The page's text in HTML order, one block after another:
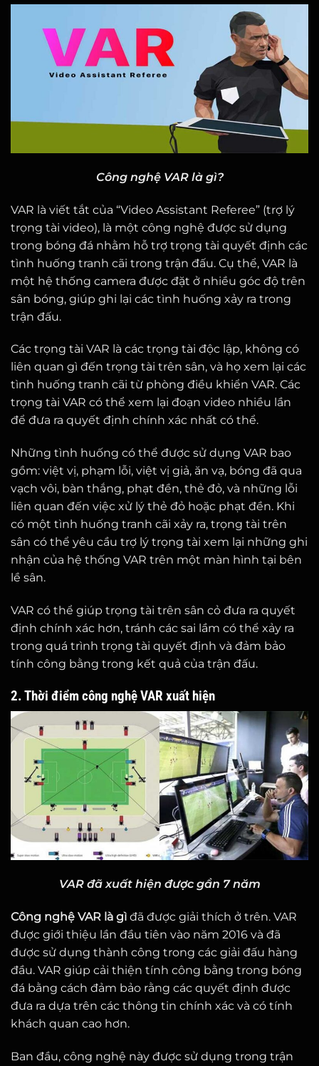
Công nghệ VAR là gì?
VAR là viết tắt của “Video Assistant Referee” (trợ lý
trọng tài video), là một công nghệ được sử dụng
trong bóng đá nhằm hỗ trợ trọng tài quyết định các
tình huống tranh cãi trong trận đấu. Cụ thể, VAR là
một hệ thống camera được đặt ở nhiều góc độ trên
sân bóng, giúp ghi lại các tình huống xảy ra trong
trận đấu.
Các trọng tài VAR là các trọng tài độc lập, không có
liên quan gì đến trọng tài trên sân, và họ xem lại các
tình huống tranh cãi từ phòng điều khiển VAR. Các
trọng tài VAR có thể xem lại đoạn video nhiều lần
để đưa ra quyết định chính xác nhất có thể.
Những tình huống có thể được sử dụng VAR bao
gồm: việt vị, phạm lỗi, việt vị giả, ăn vạ, bóng đã qua
vạch vôi, bàn thắng, phạt đền, thẻ đỏ, và những lỗi
liên quan đến việc xử lý thẻ đỏ hoặc phạt đền. Khi
có một tình huống tranh cãi xảy ra, trọng tài trên
sân có thể yêu cầu trợ lý trọng tài xem lại những ghi
nhận của hệ thống VAR trên một màn hình tại bên
lề sân.
VAR có thể giúp trọng tài trên sân cỏ đưa ra quyết
định chính xác hơn, tránh các sai lầm có thể xảy ra
trong quá trình trọng tài quyết định và đảm bảo
tính công bằng trong kết quả của trận đấu.
2. Thời điểm công nghệ VAR xuất hiện
VAR đã xuất hiện được gần 7 năm
Công nghệ VAR là gì đã được giải thích ở trên. VAR
được giới thiệu lần đầu tiên vào năm 2016 và đã
được sử dụng thành công trong các giải đấu hàng
đầu. VAR giúp cải thiện tính công bằng trong bóng
đá bằng cách đảm bảo rằng các quyết định được
đưa ra dựa trên các thông tin chính xác và có tính
khách quan cao hơn.
Ban đầu, công nghệ này được sử dụng trong trận